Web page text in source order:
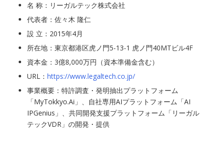
名 称：リーガルテック株式会社
代表者：佐々木 隆仁
設 立：2015年4月
所在地：東京都港区虎ノ門5-13-1 虎ノ門40MTビル4F
資本金：3億8,000万円（資本準備金含む）
URL： https://www.legaltech.co.jp/
事業概要：特許調査・発明抽出プラットフォーム
「MyTokkyo.Ai」、自社専用AIプラットフォーム「AI
IPGenius」、共同開発支援プラットフォーム「リーガル
テックVDR」の開発・提供